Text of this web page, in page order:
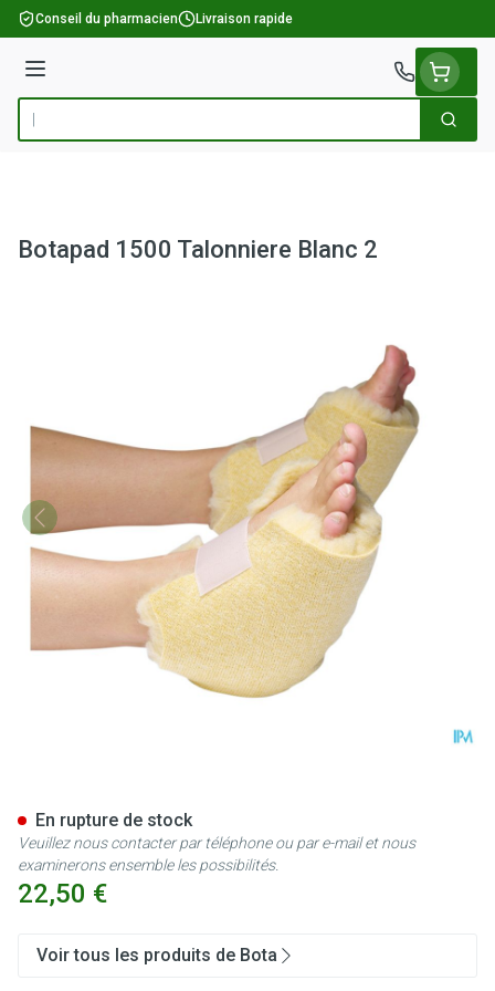
Aller au contenu
Conseil du pharmacien Livraison rapide
Menu
Rechercher
Botapad 1500 Talonniere Blanc 2
22,50 €
En rupture de stock
Veuillez nous contacter par téléphone ou par e-mail et nous
examinerons ensemble les possibilités.
Voir tous les produits de Bota